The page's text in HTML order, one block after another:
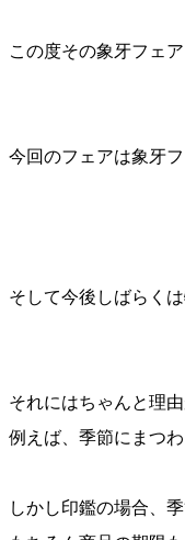
この度その象牙フェ
今回のフェアは象牙
そして今後しばらく
それにはちゃんと理由
例えば、季節にまつ
しかし印鑑の場合、